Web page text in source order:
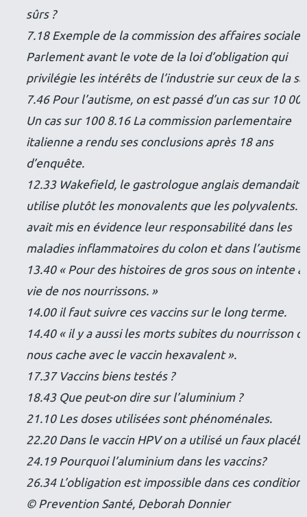
sûrs ?
7.18 Exemple de la commission des affaires
Parlement avant le vote de la loi d’obligation qui
privilégie les intérêts de l’industrie sur ceux de la
7.46 Pour l’autisme, on est passé d’un cas sur 10
Un cas sur 100 8.16 La commission parlementaire
italienne a rendu ses conclusions après 18 ans
d’enquête.
12.33 Wakefield, le gastrologue anglais demandait
utilise plutôt les monovalents que les polyvalents. Il
avait mis en évidence leur responsabilité dans les
maladies inflammatoires du colon et dans l’autisme.
13.40 « Pour des histoires de gros sous on intente à
vie de nos nourrissons. »
14.00 il faut suivre ces vaccins sur le long terme.
14.40 « il y a aussi les morts subites du nourrisson
nous cache avec le vaccin hexavalent ».
17.37 Vaccins biens testés ?
18.43 Que peut-on dire sur l’aluminium ?
21.10 Les doses utilisées sont phénoménales.
22.20 Dans le vaccin HPV on a utilisé un faux
24.19 Pourquoi l’aluminium dans les vaccins?
26.34 L’obligation est impossible dans ces
© Prevention Santé, Deborah Donnier